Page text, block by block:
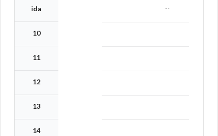
ida
10
11
12
13
14
--